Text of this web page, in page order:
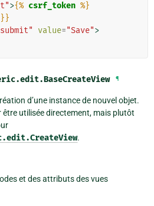
>{% csrf_token %}
}}
value="Save">
BaseCreateView ¶
d’une instance de nouvel objet.
être utilisée directement, mais plutôt
.
et des attributs des vues